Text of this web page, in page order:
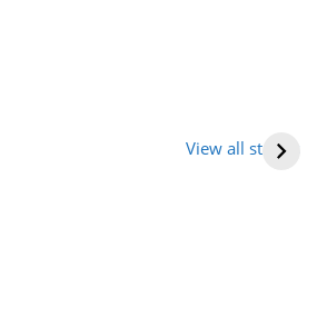
View all stories
आभूषण (women’s